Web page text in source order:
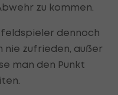
zu kommen.
dennoch
nie zufrieden, außer
man den Punkt